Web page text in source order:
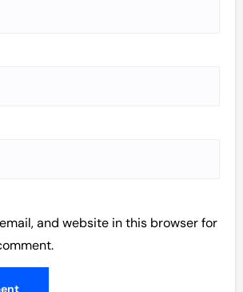
and website in this browser for